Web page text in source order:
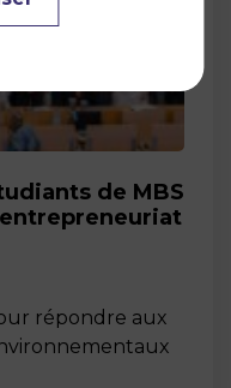
de MBS
répondre aux